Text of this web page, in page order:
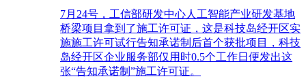
7月24号，工信部研发中心人工智能产业研发基地
桥梁项目拿到了施工许可证，这是科技岛经开区实
施施工许可试行告知承诺制后首个获批项目，科技
岛经开区企业服务部仅用时0.5个工作日便发出这
张“告知承诺制”施工许可证。